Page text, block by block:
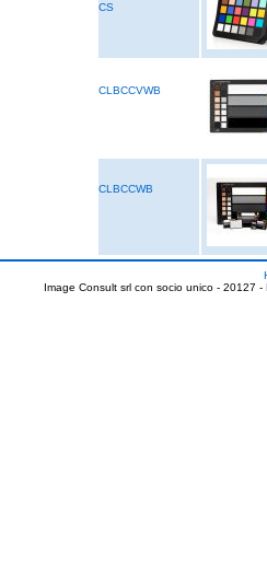
CS
CLBCCVWB
CLBCCWB
Image Consult srl con socio unico - 20127